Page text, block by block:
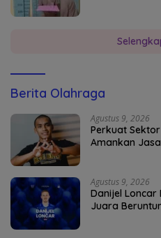
Berita Olahraga
Agustus 9, 2026
Perkuat
Amankan
Agustus 9, 2026
Danijel Loncar
Juara